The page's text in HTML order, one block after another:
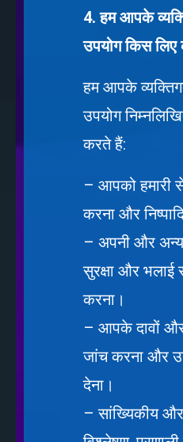
4. हम आपके
उपयोग किस
हम आपके
उपयोग
करते हैं:
– आपको हमारी
करना और
– अपनी और अन्य
सुरक्षा और भलाई
करना।
– आपके दावों
जांच करना और
देना।
– सांख्यिकीय